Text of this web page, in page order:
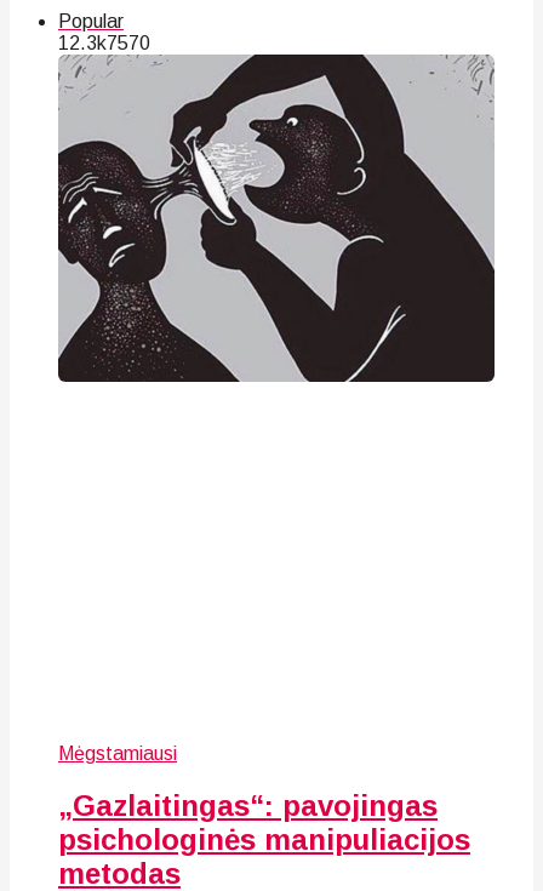
Popular
12.3k7570
Mėgstamiausi
„Gazlaitingas“: pavojingas
psichologinės manipuliacijos
metodas